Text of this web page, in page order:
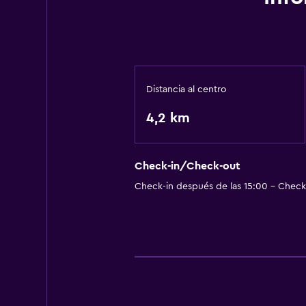
Distancia al centro
4,2 km
Check-in/Check-out
Check-in después de las 15:00 -